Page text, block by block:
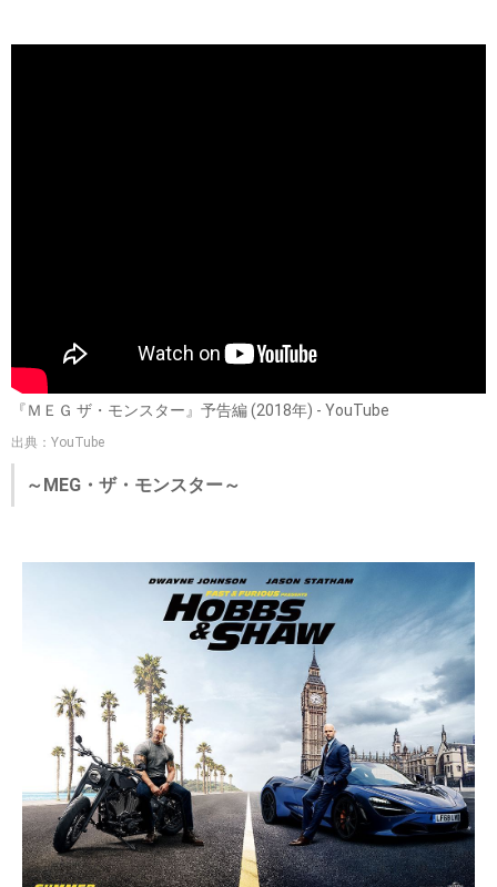
『ＭＥＧ ザ・モンスター』予告編 (2018年) - YouTube
出典：YouTube
～MEG・ザ・モンスター～